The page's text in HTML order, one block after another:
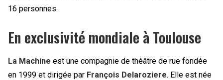
16 personnes.
En exclusivité mondiale à Toulouse
La Machine est une compagnie de théâtre de rue fondée
en 1999 et dirigée par François Delaroziere. Elle est née